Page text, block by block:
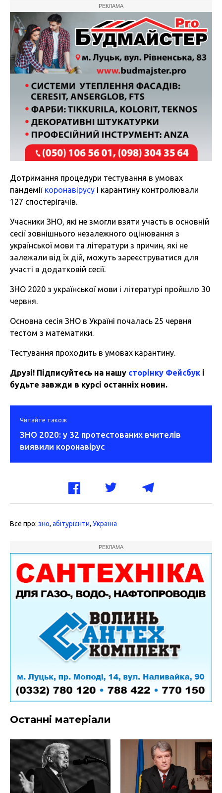
РЕКЛАМА
Дотримання процедури тестування в умовах
пандемії коронавірусу і карантину контролювали
127 спостерігачів.
Учасники ЗНО, які не змогли взяти участь в основній
сесії зовнішнього незалежного оцінювання з
української мови та літератури з причин, які не
залежали від їх дій, можуть зареєструватися для
участі в додатковій сесії.
ЗНО 2020 з української мови і літературі пройшло 30
червня.
Основна сесія ЗНО в Україні почалась 25 червня
тестом з математики.
Тестування проходить в умовах карантину.
Друзі! Підписуйтесь на нашу сторінку Фейсбук і
будьте завжди в курсі останніх новин.
Читайте також
ЗНО 2020: у 32 протестованих вчителів
виявили коронавірус
Все про: зно, абітурієнти, Україна
РЕКЛАМА
Останні матеріали